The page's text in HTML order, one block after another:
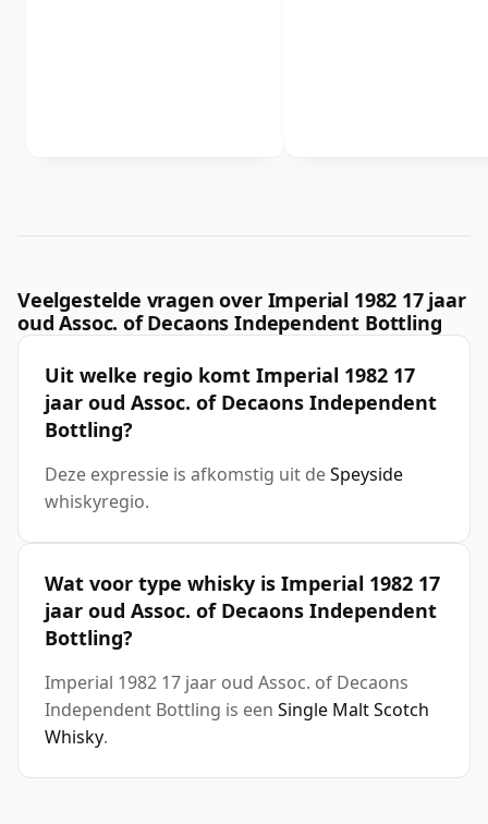
Veelgestelde vragen over Imperial 1982 17 jaar
oud Assoc. of Decaons Independent Bottling
Uit welke regio komt Imperial 1982 17
jaar oud Assoc. of Decaons Independent
Bottling?
Deze expressie is afkomstig uit deSpeyside
whiskyregio.
Wat voor type whisky is Imperial 1982 17
jaar oud Assoc. of Decaons Independent
Bottling?
Imperial 1982 17 jaar oud Assoc. of Decaons
Independent Bottling is een Single Malt Scotch
Whisky.